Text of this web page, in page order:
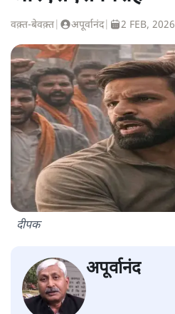
वक़्त-बेवक़्त अपूर्वानंद| 2 FEB, 2026
दीपक
अपूर्वानंद